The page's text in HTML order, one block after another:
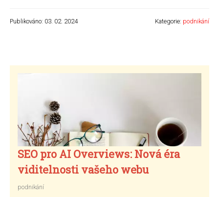
Publikováno: 03. 02. 2024 Kategorie: podnikání
SEO pro AI Overviews: Nová éra
viditelnosti vašeho webu
podnikání